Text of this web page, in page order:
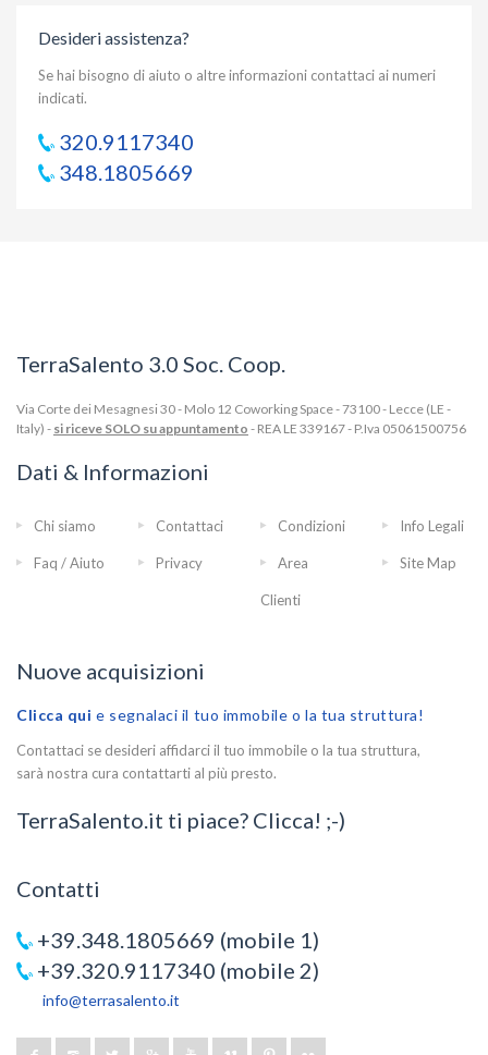
Desideri assistenza?
Se hai bisogno di aiuto o altre informazioni contattaci ai numeri
indicati.
320.9117340
348.1805669
TerraSalento 3.0 Soc. Coop.
Via Corte dei Mesagnesi 30 - Molo 12 Coworking Space - 73100 - Lecce (LE -
Italy) - si riceve SOLO su appuntamento - REA LE 339167 - P.Iva 05061500756
Dati & Informazioni
Chi siamo Contattaci Condizioni Info Legali
Faq / Aiuto Privacy Area
Clienti
Site Map
Nuove acquisizioni
Clicca qui e segnalaci il tuo immobile o la tua struttura!
Contattaci se desideri affidarci il tuo immobile o la tua struttura,
sarà nostra cura contattarti al più presto.
TerraSalento.it ti piace? Clicca! ;-)
Contatti
+39.348.1805669 (mobile 1)
+39.320.9117340 (mobile 2)
info@terrasalento.it